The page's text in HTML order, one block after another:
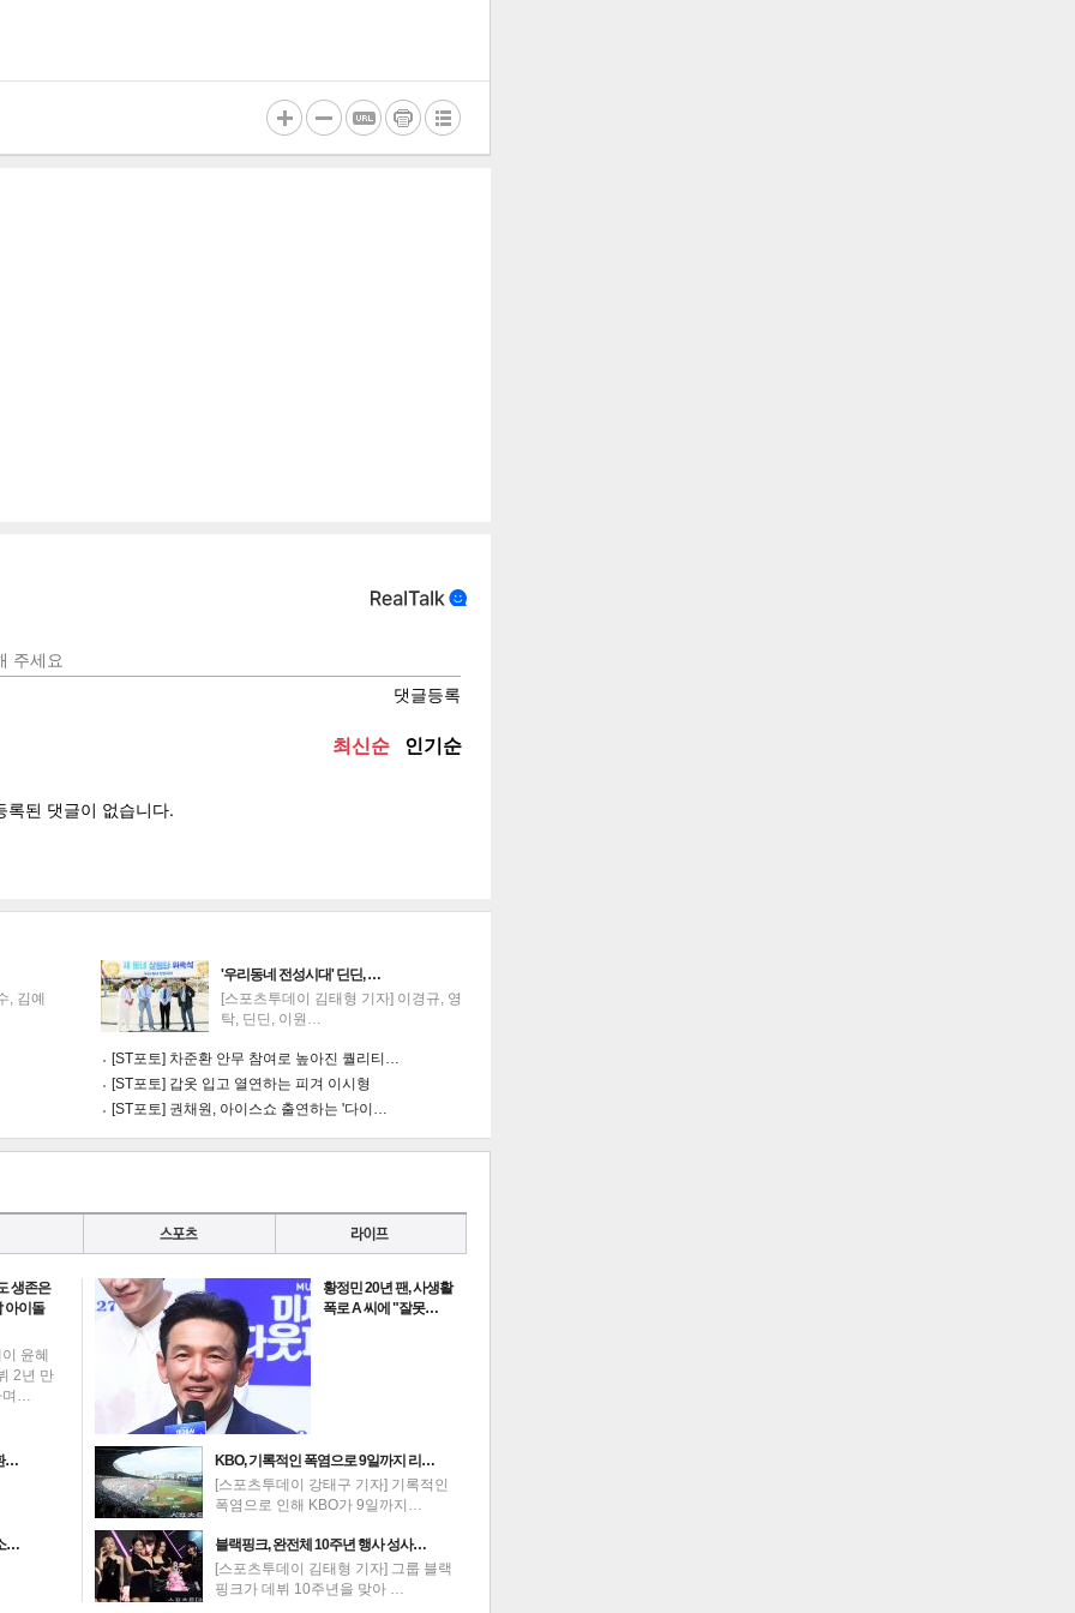
인쇄 목록
, 김예
'우리동네 전성시대' 딘딘, …
[스포츠투데이 김태형 기자] 이경규, 영
탁, 딘딘, 이원…
[ST포토] 차준환 안무 참여로 높아진 퀄리티…
[ST포토] 갑옷 입고 열연하는 피겨 이시형
[ST포토] 권채원, 아이스쇼 출연하는 '다이…
생존은
이돌
윤혜
2년 만
며…
…
…
황정민 20년 팬, 사생활
폭로 A 씨에 "잘못…
KBO, 기록적인 폭염으로 9일까지 리…
[스포츠투데이 강태구 기자] 기록적인
폭염으로 인해 KBO가 9일까지…
블랙핑크, 완전체 10주년 행사 성사…
[스포츠투데이 김태형 기자] 그룹 블랙
핑크가 데뷔 10주년을 맞아 …